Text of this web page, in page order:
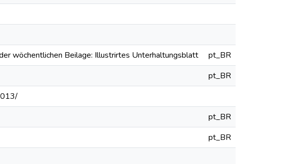
wöchentlichen Beilage: Illustrirtes Unterhaltungsblatt
pt_BR
pt_BR
pt_BR
pt_BR